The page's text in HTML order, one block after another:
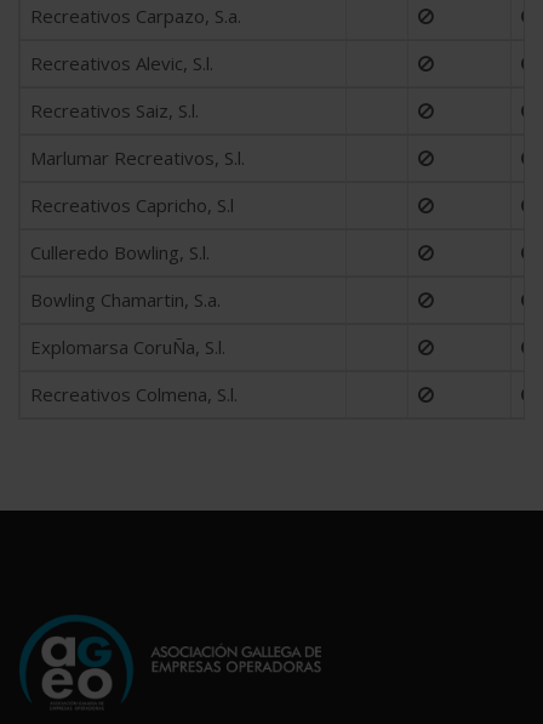
Recreativos Carpazo, S.a.
Recreativos Alevic, S.l.
Recreativos Saiz, S.l.
Marlumar Recreativos, S.l.
Recreativos Capricho, S.l
Culleredo Bowling, S.l.
Bowling Chamartin, S.a.
Explomarsa CoruÑa, S.l.
Recreativos Colmena, S.l.